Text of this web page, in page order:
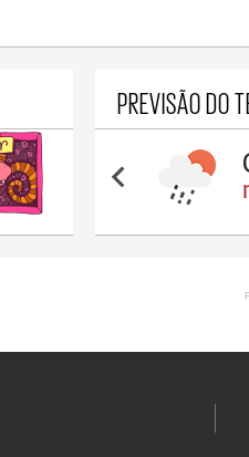
PREVISÃO DO